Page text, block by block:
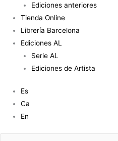
Ediciones anteriores
Tienda Online
Librería Barcelona
Ediciones AL
Serie AL
Ediciones de Artista
Es
Ca
En